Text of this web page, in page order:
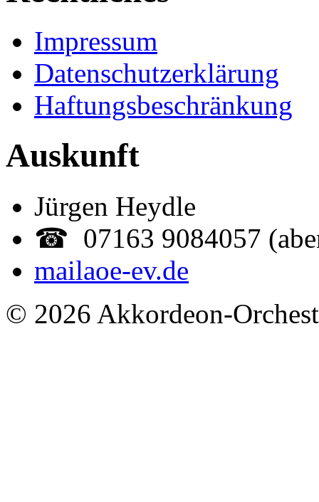
Impressum
Datenschutzerklärung
Haftungsbeschränkung
Auskunft
Jürgen Heydle
☎ 07163 9084057
mailaoe-ev.de
© 2026 Akkordeon-